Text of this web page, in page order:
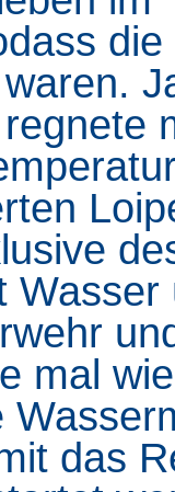
Wasser
mal
das